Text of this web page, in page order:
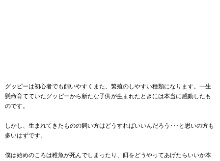
グッピーは初心者でも飼いやすくまた、繁殖のしやすい種類になります。一生
懸命育てていたグッピーから新たな子供が生まれたときには本当に感動したも
のです。
しかし、生まれてきたものの飼い方はどうすればいいんだろう･･･と思いの方も
多いはずです。
僕は始めのころは稚魚が死んでしまったり、餌をどうやってあげたらいいか本